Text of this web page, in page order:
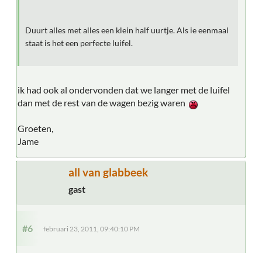
Duurt alles met alles een klein half uurtje. Als ie eenmaal
staat is het een perfecte luifel.
ik had ook al ondervonden dat we langer met de luifel
dan met de rest van de wagen bezig waren
Groeten,
Jame
all van glabbeek
gast
#6 februari 23, 2011, 09:40:10 PM